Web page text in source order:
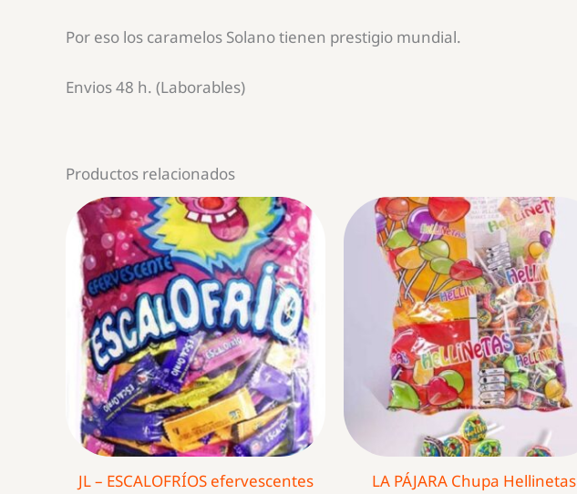
Por eso los caramelos Solano tienen prestigio mundial.
Envios 48 h. (Laborables)
Productos relacionados
JL – ESCALOFRÍOS efervescentes
LA PÁJARA Chupa Hellinetas